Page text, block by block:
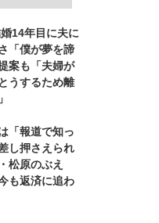
14年目に夫に
「僕が夢を諦
案も「夫婦が
うするため離
「報道で知っ
し押さえられ
松原のぶえ
も返済に追わ